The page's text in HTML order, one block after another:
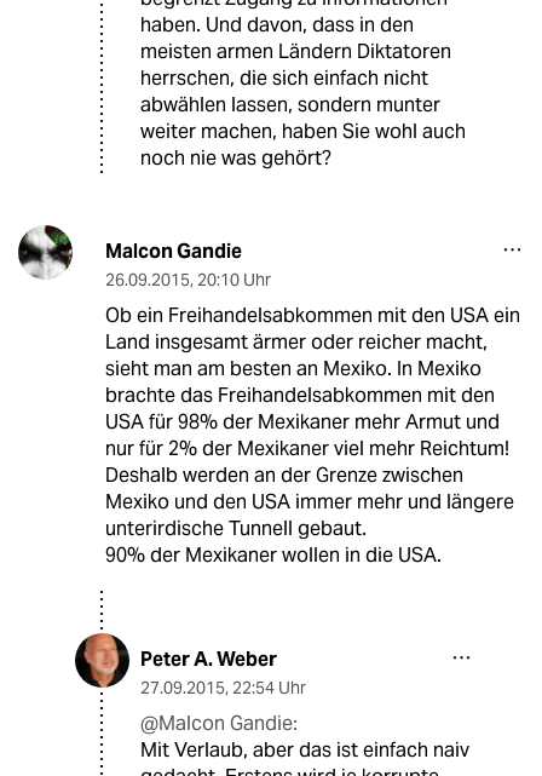
haben. Und davon, dass in den
meisten armen Ländern Diktatoren
herrschen, die sich einfach nicht
abwählen lassen, sondern munter
weiter machen, haben Sie wohl auch
noch nie was gehört?
Malcon Gandie
26.09.2015, 20:10 Uhr
Ob ein Freihandelsabkommen mit den USA ein
Land insgesamt ärmer oder reicher macht,
sieht man am besten an Mexiko. In Mexiko
brachte das Freihandelsabkommen mit den
USA für 98% der Mexikaner mehr Armut und
nur für 2% der Mexikaner viel mehr Reichtum!
Deshalb werden an der Grenze zwischen
Mexiko und den USA immer mehr und längere
unterirdische Tunnell gebaut.
90% der Mexikaner wollen in die USA.
Peter A. Weber
27.09.2015, 22:54 Uhr
@Malcon Gandie:
Mit Verlaub, aber das ist einfach naiv